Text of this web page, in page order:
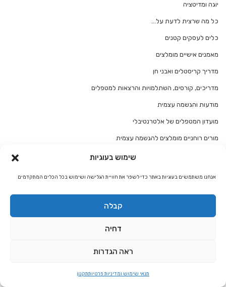
שימוש בעוגיות
אנחנו משתמשים בעוגיות באתר כדי לשפר את חוויית הגלישה ושימוש בכל הכלים המתקדמים
קבלה
דחיה
ראה הגדרות
תנאי שימוש ומדיניות פרטיותתקנון
יוגה ומדיטציה
כל מה שרצית לדעת על…
כלים לעסקים קטנים
מאמנים אישיים מומלצים
מדריך קריסטלים ואבני חן
מדריכים, קורסים, השתלמויות והרצאות למטפלים
מודעות והגשמה עצמית
מועדון המטפלים של אלטרנטיבלי
מורים רוחניים מומלצים להגשמה עצמית